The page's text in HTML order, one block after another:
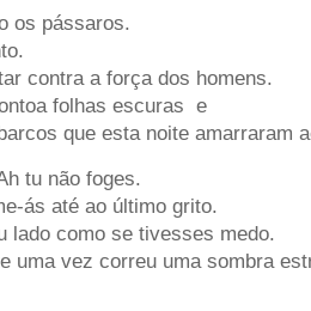
os pássaros.
contra a força dos homens.
folhas escuras e
que esta noite amarraram
tu não foges.
ás até ao último grito.
lado como se tivesses medo.
uma vez correu uma sombra